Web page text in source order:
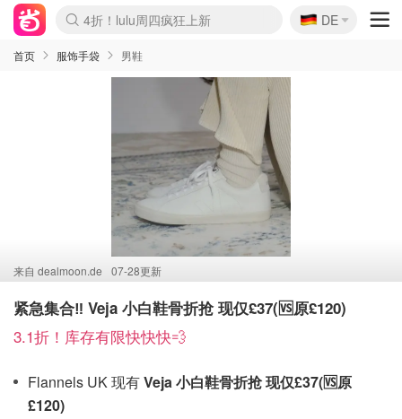
Boticinal 夏促开抢！
4折！lulu周四疯狂上新
还没结束！&OtherStories大促
Joybuy变相75折 随时失效
速领！Stanley独家85折
疑似霸哥！Camper额外叠85折
Zalando 奥莱闪促！每日更新
Moncler反季囤！5折起+叠9折
Coach Brooklyn仅€192
🇩🇪
DE
首页 服饰手袋 男鞋
来自 dealmoon.de 07-28更新
紧急集合‼️ Veja 小白鞋骨折抢 现仅£37(🆚原£120)
3.1折！库存有限快快快💨
Flannels UK 现有Veja 小白鞋骨折抢 现仅£37(🆚原
£120)